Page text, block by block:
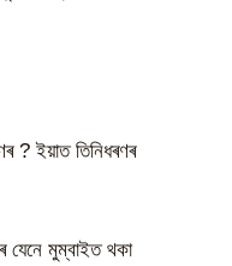
? ইয়াত তিনিধৰণৰ
যেনে মুম্বাইত থকা